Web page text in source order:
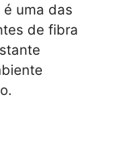
uma das
de fibra